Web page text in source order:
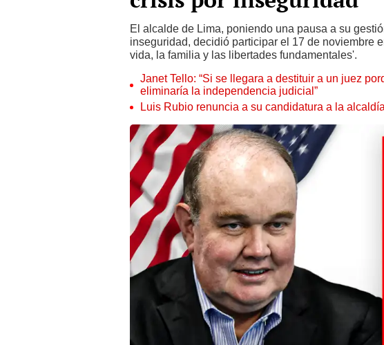
El alcalde de Lima, poniendo una pausa a su
inseguridad, decidió participar el 17 de noviembre
vida, la familia y las libertades fundamentales'.
Janet Tello: “Si se llegara a destituir a un juez
eliminaría la independencia judicial”
Luis Rubio renuncia a su candidatura a la